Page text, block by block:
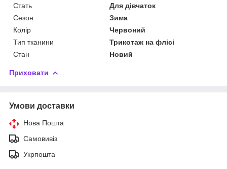
Стать
Для дівчаток
Сезон
Зима
Колір
Червоний
Тип тканини
Трикотаж на флісі
Стан
Новий
Приховати
Умови доставки
Нова Пошта
Самовивіз
Укрпошта